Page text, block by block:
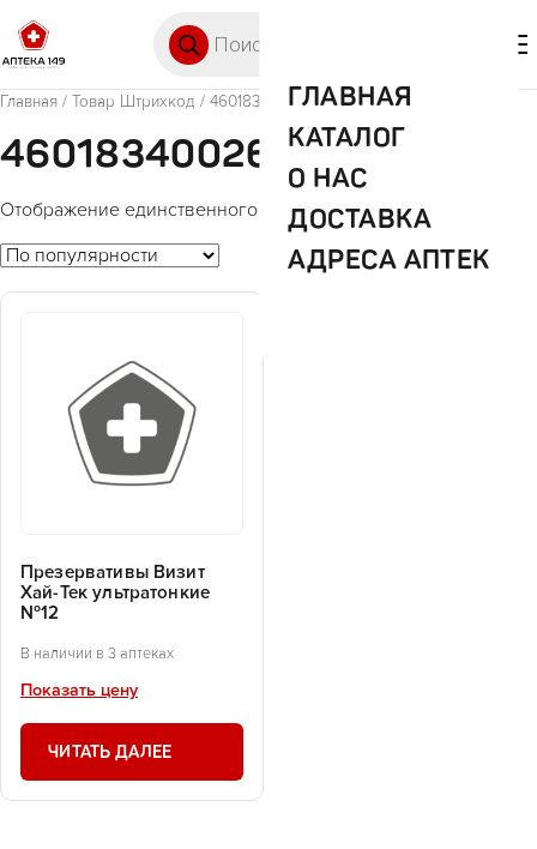
ГЛАВНАЯ
КАТАЛОГ
О НАС
ДОСТАВКА
АДРЕСА АПТЕК
Главная / Товар Штрихкод / 4601834002602
4601834002602
Отображение единственного товара
Презервативы Визит
Хай-Тек ультратонкие
№12
В наличии в 3 аптеках
Показать цену
ЧИТАТЬ ДАЛЕЕ